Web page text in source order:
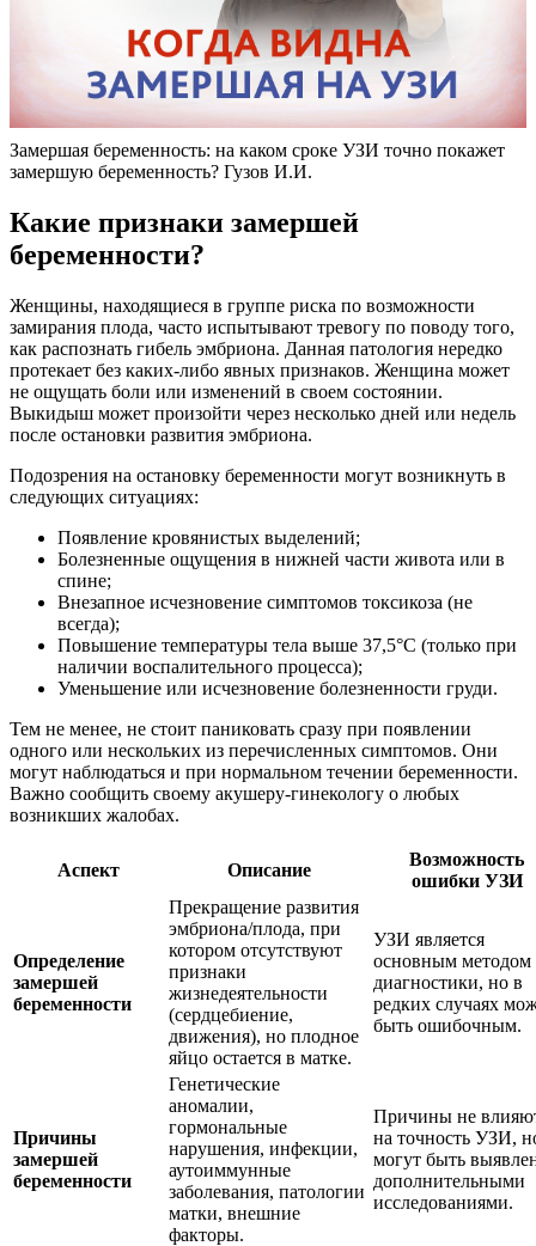
Замершая беременность: на каком сроке УЗИ точно покажет
замершую беременность? Гузов И.И.
Какие признаки замершей
беременности?
Женщины, находящиеся в группе риска по возможности
замирания плода, часто испытывают тревогу по поводу того,
как распознать гибель эмбриона. Данная патология нередко
протекает без каких-либо явных признаков. Женщина может
не ощущать боли или изменений в своем состоянии.
Выкидыш может произойти через несколько дней или недель
после остановки развития эмбриона.
Подозрения на остановку беременности могут возникнуть в
следующих ситуациях:
Появление кровянистых выделений;
Болезненные ощущения в нижней части живота или в
спине;
Внезапное исчезновение симптомов токсикоза (не
всегда);
Повышение температуры тела выше 37,5°C (только при
наличии воспалительного процесса);
Уменьшение или исчезновение болезненности груди.
Тем не менее, не стоит паниковать сразу при появлении
одного или нескольких из перечисленных симптомов. Они
могут наблюдаться и при нормальном течении беременности.
Важно сообщить своему акушеру-гинекологу о любых
возникших жалобах.
Аспект Описание
Возможность
ошибки УЗИ
Определение
замершей
беременности
Прекращение развития
эмбриона/плода, при
котором отсутствуют
признаки
жизнедеятельности
(сердцебиение,
движения), но плодное
яйцо остается в матке.
УЗИ является
основным методом
диагностики, но в
редких случаях
быть ошибочным.
Причины
замершей
беременности
Генетические
аномалии,
гормональные
нарушения, инфекции,
аутоиммунные
заболевания, патологии
матки, внешние
факторы.
Причины не
на точность УЗИ,
могут быть
дополнительными
исследованиями.